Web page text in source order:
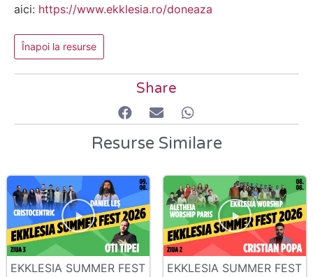
aici: https://www.ekklesia.ro/doneaza
Înapoi la resurse
Share
Resurse Similare
EKKLESIA SUMMER FEST
EKKLESIA SUMMER FEST